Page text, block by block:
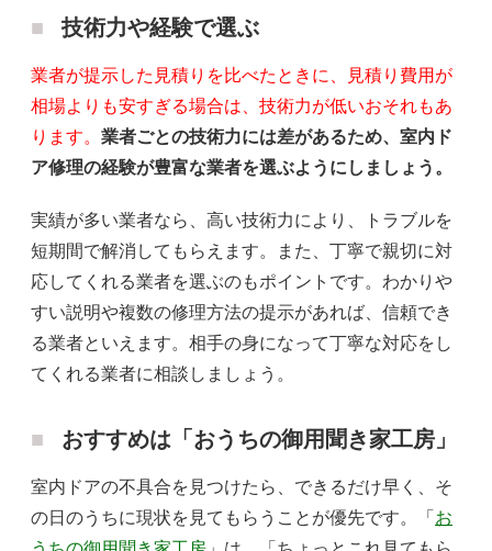
技術力や経験で選ぶ
業者が提示した見積りを比べたときに、見積り費用が
相場よりも安すぎる場合は、技術力が低いおそれもあ
ります。 業者ごとの技術力には差があるため、室内ド
ア修理の経験が豊富な業者を選ぶようにしましょう。
実績が多い業者なら、高い技術力により、トラブルを
短期間で解消してもらえます。また、丁寧で親切に対
応してくれる業者を選ぶのもポイントです。わかりや
すい説明や複数の修理方法の提示があれば、信頼でき
る業者といえます。相手の身になって丁寧な対応をし
てくれる業者に相談しましょう。
おすすめは「おうちの御用聞き家工房」
室内ドアの不具合を見つけたら、できるだけ早く、そ
の日のうちに現状を見てもらうことが優先です。「 お